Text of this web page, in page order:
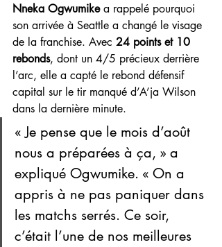
Nneka Ogwumike a rappelé pourquoi
son arrivée à Seattle a changé le visage
de la franchise. Avec 24 points et 10
rebonds, dont un 4/5 précieux derrière
l’arc, elle a capté le rebond défensif
capital sur le tir manqué d’A’ja Wilson
dans la dernière minute.
« Je pense que le mois d’août
nous a préparées à ça, » a
expliqué Ogwumike. « On a
appris à ne pas paniquer dans
les matchs serrés. Ce soir,
c’était l’une de nos meilleures